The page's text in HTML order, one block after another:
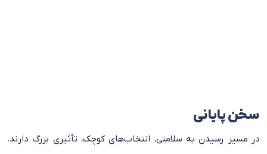
سخن پایانی
در مسیر رسیدن به سلامتی، انتخاب‌های کوچک، تأثیری بزرگ دارند.